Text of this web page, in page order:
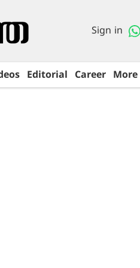
Sign in
Editorial Career More